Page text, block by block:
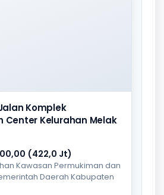
Komplek
Center Kelurahan Melak
(422,0 Jt)
Kawasan Permukiman dan
Daerah Kabupaten